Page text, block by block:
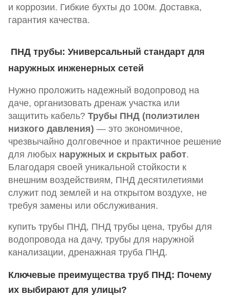
и коррозии. Гибкие бухты до 100м. Доставка,
гарантия качества.
ПНД трубы: Универсальный стандарт для
наружных инженерных сетей
Нужно проложить надежный водопровод на
даче, организовать дренаж участка или
защитить кабель? Трубы ПНД (полиэтилен
низкого давления) — это экономичное,
чрезвычайно долговечное и практичное решение
для любых наружных и скрытых работ.
Благодаря своей уникальной стойкости к
внешним воздействиям, ПНД десятилетиями
служит под землей и на открытом воздухе, не
требуя замены или обслуживания.
купить трубы ПНД, ПНД трубы цена, трубы для
водопровода на дачу, трубы для наружной
канализации, дренажная труба ПНД.
Ключевые преимущества труб ПНД: Почему
их выбирают для улицы?